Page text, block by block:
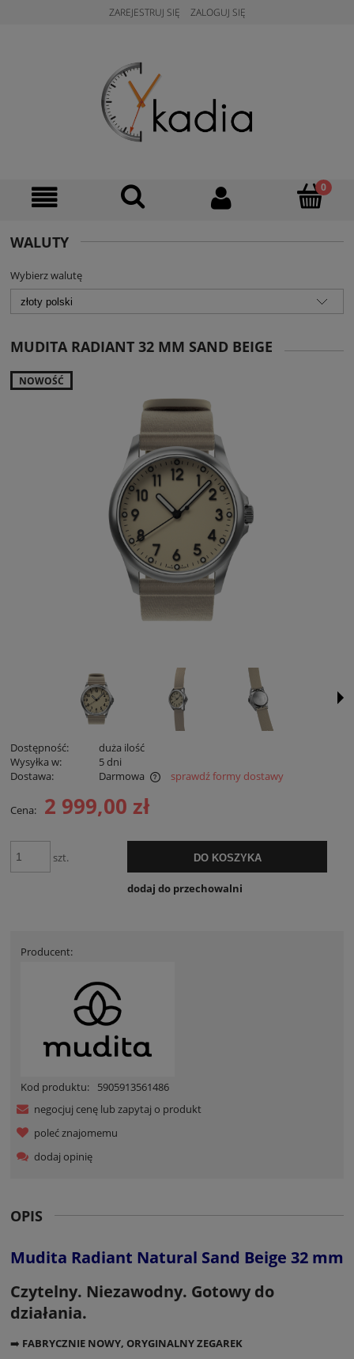
ZAREJESTRUJ SIĘ ZALOGUJ SIĘ
WALUTY
Wybierz walutę
MUDITA RADIANT 32 MM SAND BEIGE
NOWOŚĆ
Dostępność:
duża ilość
Wysyłka w:
5 dni
Dostawa:
Darmowa
sprawdź formy dostawy
Cena: 2 999,00 zł
szt. DO KOSZYKA
dodaj do przechowalni
Producent:
Kod produktu:
5905913561486
negocjuj cenę lub zapytaj o produkt
poleć znajomemu
dodaj opinię
OPIS
Mudita Radiant Natural Sand Beige 32 mm
Czytelny. Niezawodny. Gotowy do
działania.
➡️ FABRYCZNIE NOWY, ORYGINALNY ZEGAREK